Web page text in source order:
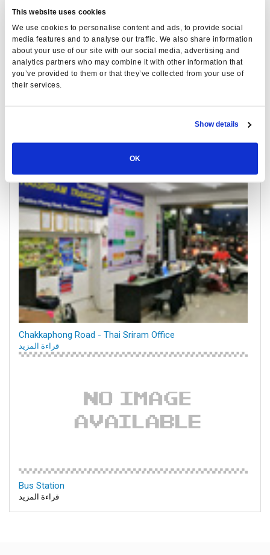
This website uses cookies
We use cookies to personalise content and ads, to provide social
media features and to analyse our traffic. We also share information
about your use of our site with our social media, advertising and
analytics partners who may combine it with other information that
you’ve provided to them or that they’ve collected from your use of
their services.
Show details
OK
Chakkaphong Road - Thai Sriram Office
قراءة المزيد
Bus Station
قراءة المزيد